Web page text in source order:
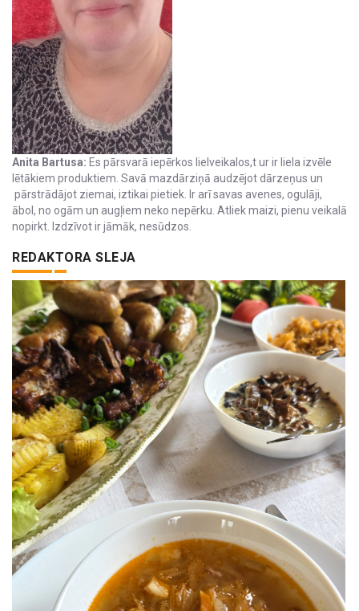
Anita Bartusa: Es pārsvarā iepērkos lielveikalos,t ur ir liela izvēle
lētākiem produktiem. Savā mazdārziņā audzējot dārzeņus un
pārstrādājot ziemai, iztikai pietiek. Ir arī savas avenes, ogulāji,
ābol, no ogām un augļiem neko nepērku. Atliek maizi, pienu veikalā
nopirkt. Izdzīvot ir jāmāk, nesūdzos.
REDAKTORA SLEJA